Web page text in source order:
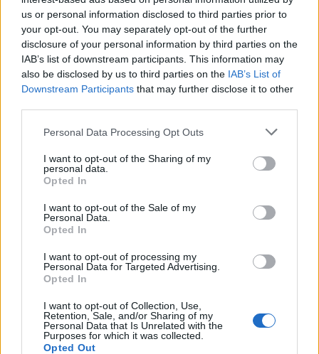
us or personal information disclosed to third parties prior to
your opt-out. You may separately opt-out of the further
disclosure of your personal information by third parties on the
IAB’s list of downstream participants. This information may
also be disclosed by us to third parties on the IAB’s List of
Downstream Participants that may further disclose it to other
Personal Data Processing Opt Outs
I want to opt-out of the Sharing of my
personal data.
Opted In
I want to opt-out of the Sale of my
Personal Data.
Opted In
I want to opt-out of processing my
Personal Data for Targeted Advertising.
Opted In
I want to opt-out of Collection, Use,
Retention, Sale, and/or Sharing of my
Personal Data that Is Unrelated with the
Purposes for which it was collected.
Opted Out
ΔΙΑΦΗΜΙΣΗ